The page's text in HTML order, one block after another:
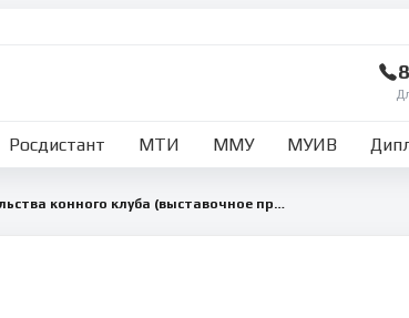
Росдистант МТИ ММУ МУИВ
Организация строительства конного клуба (выставочное пространство) в г. Ташкенте